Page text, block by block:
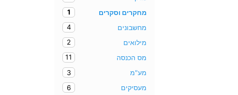
מחקרים וסקרים
1
מחשבונים
4
מילואים
2
מס הכנסה
11
מע"מ
3
מעסיקים
6